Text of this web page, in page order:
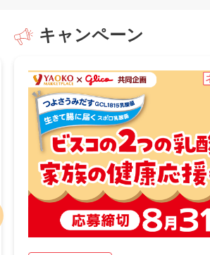
キャンペーン